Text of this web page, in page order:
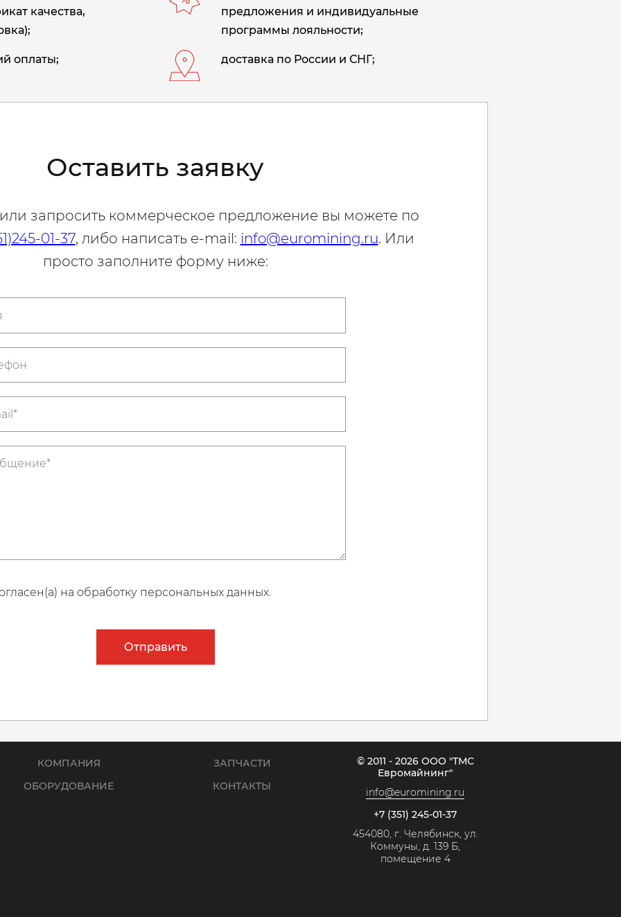
качества,
предложения и индивидуальные
программы лояльности;
оплаты; доставка по России и СНГ;
Оставить заявку
запросить коммерческое предложение вы можете по
01-37, либо написать e-mail: info@euromining.ru. Или
просто заполните форму ниже:
на обработку персональных данных.
Отправить
КОМПАНИЯ
ОБОРУДОВАНИЕ
ЗАПЧАСТИ
КОНТАКТЫ
© 2011 - 2026 ООО "ТМС
Евромайнинг"
info@euromining.ru
+7 (351) 245-01-37
454080, г. Челябинск, ул.
Коммуны, д. 139 Б,
помещение 4